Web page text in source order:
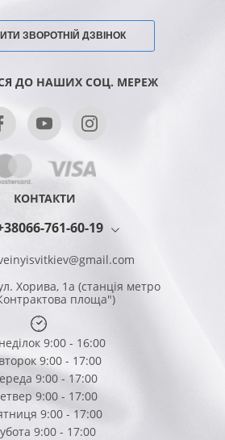
ЗВОРОТНІЙ ДЗВІНОК
ДО НАШИХ СОЦ. МЕРЕЖ
КОНТАКТИ
761-60-19
Хорива, 1а (станція метро
площа")
9:00 - 16:00
9:00 - 17:00
9:00 - 17:00
9:00 - 17:00
9:00 - 17:00
9:00 - 17:00